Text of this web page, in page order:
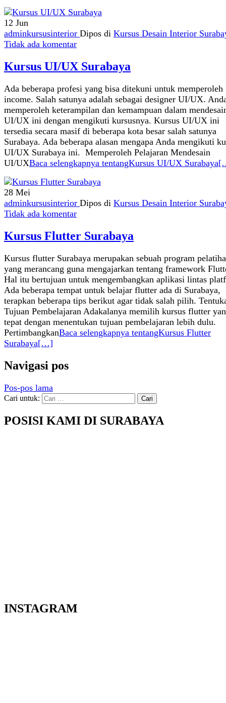
12 Jun
adminkursusinterior Dipos di Kursus Desain Interior
Tidak ada komentar
Kursus UI/UX Surabaya
Ada beberapa profesi yang bisa ditekuni untuk memperoleh
income. Salah satunya adalah sebagai designer UI/UX.
memperoleh keterampilan dan kemampuan dalam
UI/UX ini dengan mengikuti kursusnya. Kursus UI/UX ini
tersedia secara masif di beberapa kota besar salah satunya
Surabaya. Ada beberapa alasan mengapa Anda mengikuti
UI/UX Surabaya ini. Memperoleh Pelajaran Mendesain
UI/UXBaca selengkapnya tentangKursus UI/UX Surabaya
28 Mei
adminkursusinterior Dipos di Kursus Desain Interior
Tidak ada komentar
Kursus Flutter Surabaya
Kursus flutter Surabaya merupakan sebuah program
yang merancang guna mengajarkan tentang framework
Hal itu bertujuan untuk mengembangkan aplikasi lintas
Ada beberapa tempat untuk belajar flutter ada di Surabaya,
terapkan beberapa tips berikut agar tidak salah pilih.
Tujuan Pembelajaran Adakalanya memilih kursus flutter
tepat dengan menentukan tujuan pembelajaran lebih dulu.
PertimbangkanBaca selengkapnya tentangKursus Flutter
Surabaya[…]
Navigasi pos
Pos-pos lama
Cari untuk:
POSISI KAMI DI SURABAYA
INSTAGRAM